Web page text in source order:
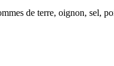
de terre, oignon, sel,